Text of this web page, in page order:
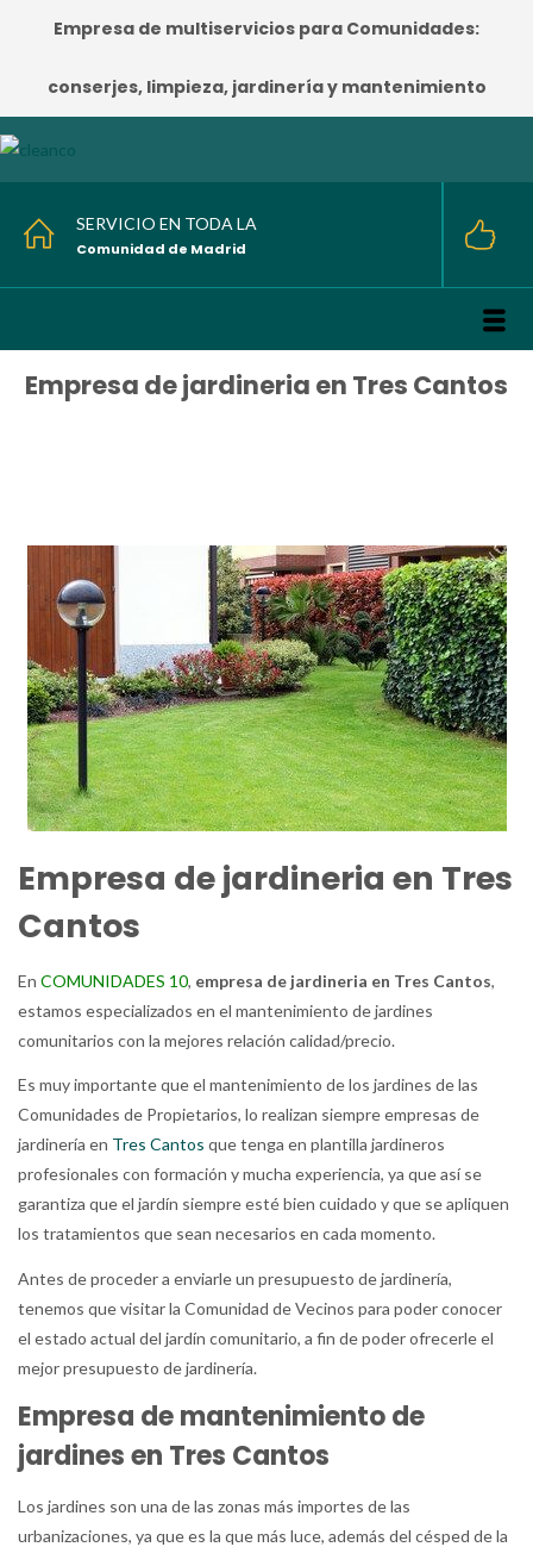
Empresa de multiservicios para Comunidades:
conserjes, limpieza, jardinería y mantenimiento
SERVICIO EN TODA LA
Comunidad de Madrid
Empresa de jardineria en Tres Cantos
Empresa de jardineria en Tres
Cantos
En COMUNIDADES 10, empresa de jardineria en Tres Cantos,
estamos especializados en el mantenimiento de jardines
comunitarios con la mejores relación calidad/precio.
Es muy importante que el mantenimiento de los jardines de las
Comunidades de Propietarios, lo realizan siempre empresas de
jardinería en Tres Cantos que tenga en plantilla jardineros
profesionales con formación y mucha experiencia, ya que así se
garantiza que el jardín siempre esté bien cuidado y que se apliquen
los tratamientos que sean necesarios en cada momento.
Antes de proceder a enviarle un presupuesto de jardinería,
tenemos que visitar la Comunidad de Vecinos para poder conocer
el estado actual del jardín comunitario, a fin de poder ofrecerle el
mejor presupuesto de jardinería.
Empresa de mantenimiento de
jardines en Tres Cantos
Los jardines son una de las zonas más importes de las
urbanizaciones, ya que es la que más luce, además del césped de la